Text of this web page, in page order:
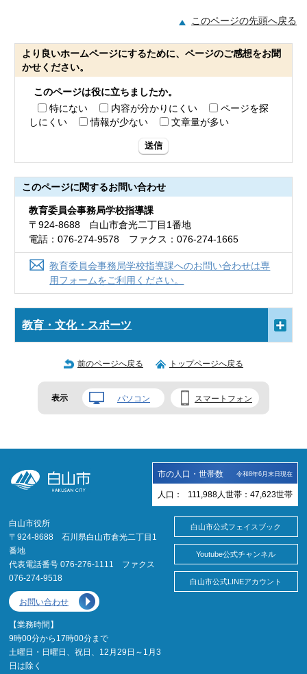
このページの先頭へ戻る
より良いホームページにするために、ページのご感想をお聞
かせください。
このページは役に立ちましたか。
特にない
内容が分かりにくい
ページを探
しにくい
情報が少ない 文章量が多い
送信
このページに関するお問い合わせ
教育委員会事務局学校指導課
〒924-8688 白山市倉光二丁目1番地
電話：076-274-9578 ファクス：076-274-1665
教育委員会事務局学校指導課へのお問い合わせは専
用フォームをご利用ください。
教育・文化・スポーツ
前のページへ戻る トップページへ戻る
表示 パソコン スマートフォン
市の人口・世帯数 令和8年6月末日現在
人口： 111,988 人 世帯： 47,623世帯
白山市役所
〒924-8688 石川県白山市倉光二丁目1
番地
代表電話番号 076-276-1111 ファクス
076-274-9518
お問い合わせ
【業務時間】
9時00分から17時00分まで
土曜日・日曜日、祝日、12月29日～1月3
日は除く
白山市公式フェイスブック
Youtube公式チャンネル
白山市公式LINEアカウント